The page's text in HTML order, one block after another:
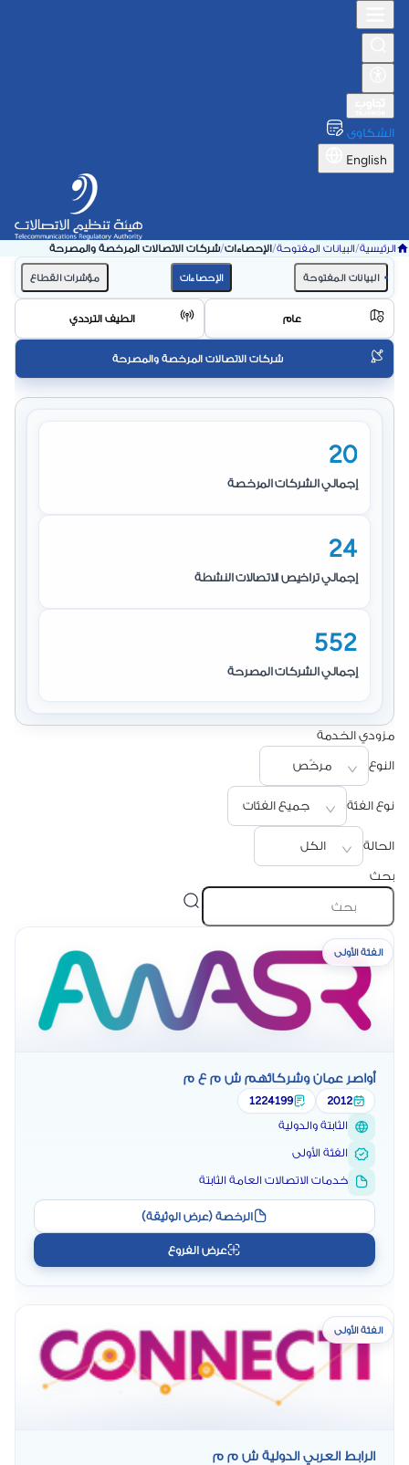
الشكاوى
English
الرئيسية/البيانات المفتوحة/الإحصاءات/شركات الاتصالات المرخصة والمصرحة
البيانات المفتوحة الإحصاءات مؤشرات القطاع
عام
شركات الاتصالات المرخصة والمصرحة
الطيف الترددي
20
إجمالي الشركات المرخصة
24
إجمالي تراخيص الاتصالات النشطة
552
إجمالي الشركات المصرحة
مزودي الخدمة
النوع
مرخّص
نوع الفئة جميع الفئات
الحالة
الكل
بحث
الفئة الأولى
أواصر عمان وشركائهم ش م ع م
2012
1224199
الثابتة والدولية
الفئة الأولى
خدمات الاتصالات العامة الثابتة
الرخصة (عرض الوثيقة)
عرض الفروع
الفئة الأولى
الرابط العربي الدولية ش م م